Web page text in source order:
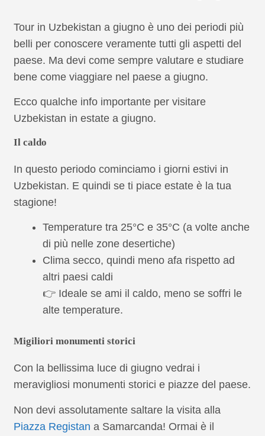
Tour in Uzbekistan a giugno è uno dei periodi più
belli per conoscere veramente tutti gli aspetti del
paese. Ma devi come sempre valutare e studiare
bene come viaggiare nel paese a giugno.
Ecco qualche info importante per visitare
Uzbekistan in estate a giugno.
Il caldo
In questo periodo cominciamo i giorni estivi in
Uzbekistan. E quindi se ti piace estate è la tua
stagione!
Temperature tra 25°C e 35°C (a volte anche
di più nelle zone desertiche)
Clima secco, quindi meno afa rispetto ad
altri paesi caldi
👉 Ideale se ami il caldo, meno se soffri le
alte temperature.
Migiliori monumenti storici
Con la bellissima luce di giugno vedrai i
meravigliosi monumenti storici e piazze del paese.
Non devi assolutamente saltare la visita alla
Piazza Registan a Samarcanda! Ormai è il